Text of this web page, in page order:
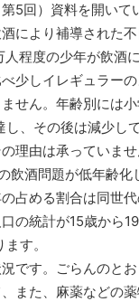
回）資料を開いて
により補導された
程度の少年が飲酒
少しイレギュラー
せん。年齢別には
、その後は減少し
理由は承っていま
酒問題が低年齢化
占める割合は同世
の統計が15歳から
す。
です。ごらんのと
また、麻薬などの